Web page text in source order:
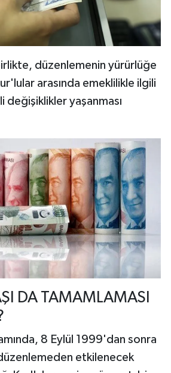
düzenlemenin yürürlüğe
arasında emeklilikle ilgili
değişiklikler yaşanması
DA TAMAMLAMASI
8 Eylül 1999'dan sonra
etkilenecek